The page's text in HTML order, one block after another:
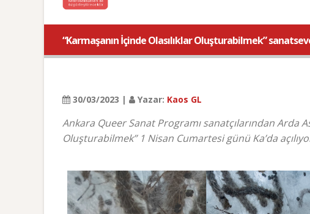
“Karmaşanın İçinde Olasılıklar Oluşturabilmek”
30/03/2023 | Yazar: Kaos GL
Ankara Queer Sanat Programı sanatçılarından Arda
Oluşturabilmek” 1 Nisan Cumartesi günü Ka’da